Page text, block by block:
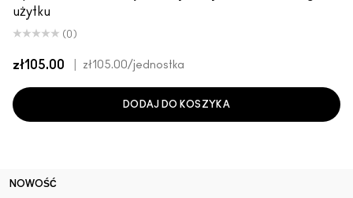
użytku
(0)
zł105.00 zł105.00/jednostka
DODAJ DO KOSZYKA
NOWOŚĆ